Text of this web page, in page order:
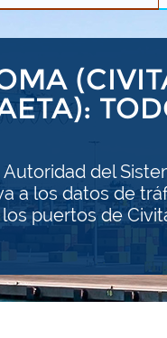
del
a los datos de
puertos de